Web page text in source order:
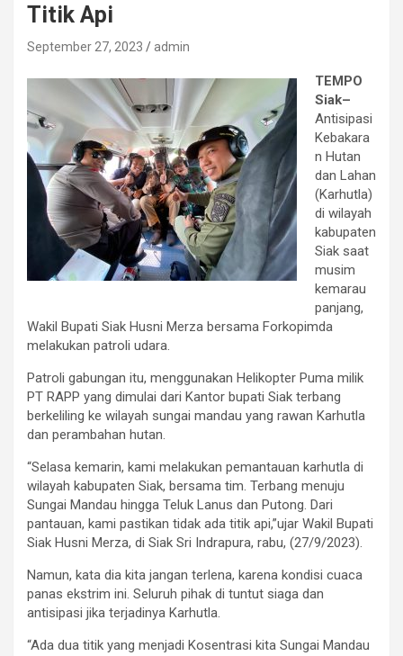
Titik Api
September 27, 2023 admin
TEMPO
Siak–
Antisipasi
Kebakara
n Hutan
dan Lahan
(Karhutla)
di wilayah
kabupaten
Siak saat
musim
kemarau
panjang,
Wakil Bupati Siak Husni Merza bersama Forkopimda
melakukan patroli udara.
Patroli gabungan itu, menggunakan Helikopter Puma milik
PT RAPP yang dimulai dari Kantor bupati Siak terbang
berkeliling ke wilayah sungai mandau yang rawan Karhutla
dan perambahan hutan.
“Selasa kemarin, kami melakukan pemantauan karhutla di
wilayah kabupaten Siak, bersama tim. Terbang menuju
Sungai Mandau hingga Teluk Lanus dan Putong. Dari
pantauan, kami pastikan tidak ada titik api,”ujar Wakil Bupati
Siak Husni Merza, di Siak Sri Indrapura, rabu, (27/9/2023).
Namun, kata dia kita jangan terlena, karena kondisi cuaca
panas ekstrim ini. Seluruh pihak di tuntut siaga dan
antisipasi jika terjadinya Karhutla.
“Ada dua titik yang menjadi Kosentrasi kita Sungai Mandau